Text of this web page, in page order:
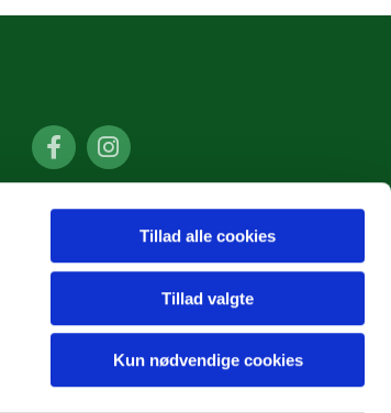
Tillad alle cookies
Tillad valgte
Kun nødvendige cookies